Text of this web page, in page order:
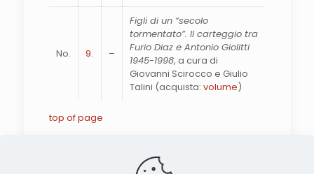
No. 9. –
Figli di un “secolo
tormentato”. Il carteggio tra
Furio Diaz e Antonio Giolitti
1945-1998, a cura di
Giovanni Scirocco e Giulio
Talini (acquista: volume)
top of page